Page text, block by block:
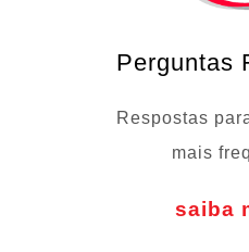
Perguntas
Respostas
mais
saiba